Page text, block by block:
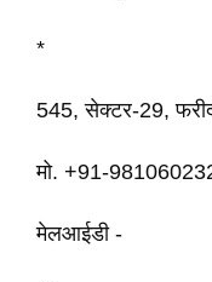
*
545, सेक्टर-29,
मो. +91-
मेलआईडी -